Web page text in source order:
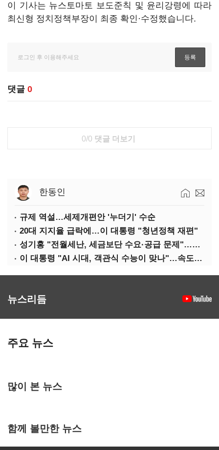
이 기사는 뉴스토마토 보도준칙 및 윤리강령에 따라
최신형 정치정책부장이 최종 확인·수정했습니다.
댓글 0
0/0 댓글 더보기
한동인
규제 역설…세제개편안 '누더기' 수순
20대 지지율 급락에…이 대통령 "청년정책 재편"
성기홍 "전월세난, 세금보단 수요·공급 문제"…닥공 시사
이 대통령 "AI 시대, 객관식 수능이 맞나"…속도전 '경계'
뉴스리듬
주요 뉴스
많이 본 뉴스
함께 볼만한 뉴스